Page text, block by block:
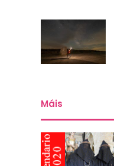
Máis